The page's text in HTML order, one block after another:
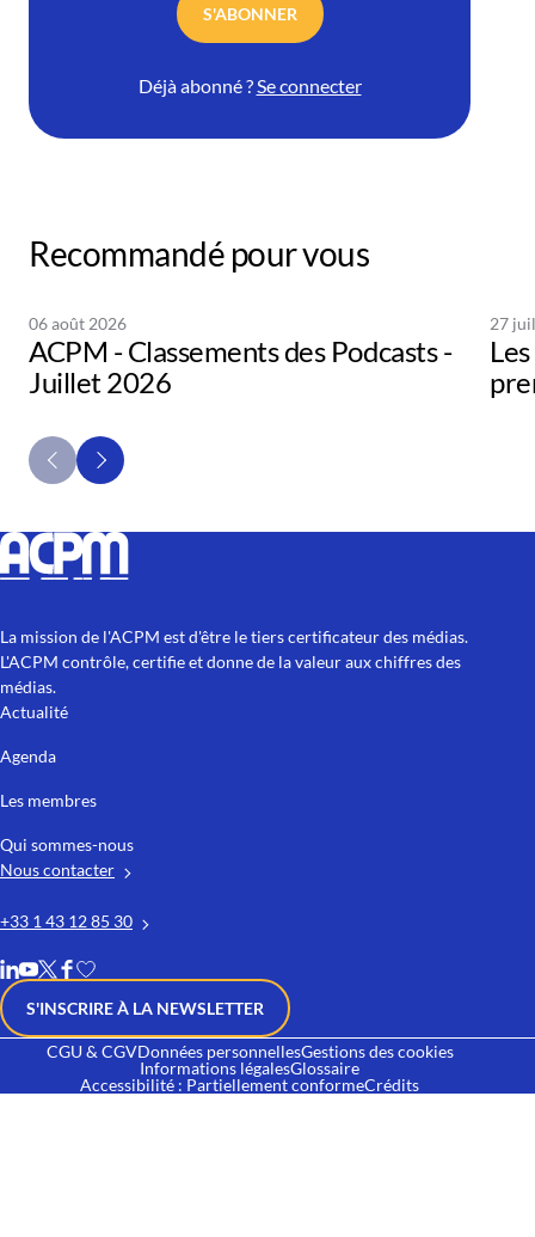
S'ABONNER
Déjà abonné ?Se connecter
Recommandé pour vous
06 août 2026
ACPM - Classements des Podcasts -
Juillet 2026
27
La mission de l'ACPM est d'être le tiers certificateur des médias.
L'ACPM contrôle, certifie et donne de la valeur aux chiffres des
médias.
Actualité
Agenda
Les membres
Qui sommes-nous
Nous contacter
+33 1 43 12 85 30
S'INSCRIRE À LA NEWSLETTER
CGU & CGVDonnées personnellesGestions des cookies
Informations légalesGlossaire
Accessibilité : Partiellement conformeCrédits